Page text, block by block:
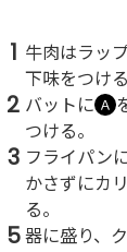
1 牛肉はラッ
下味をつける
2 バットに Ａ
つける。
3 フライパン
かさずにカ
る。
5器に盛り、